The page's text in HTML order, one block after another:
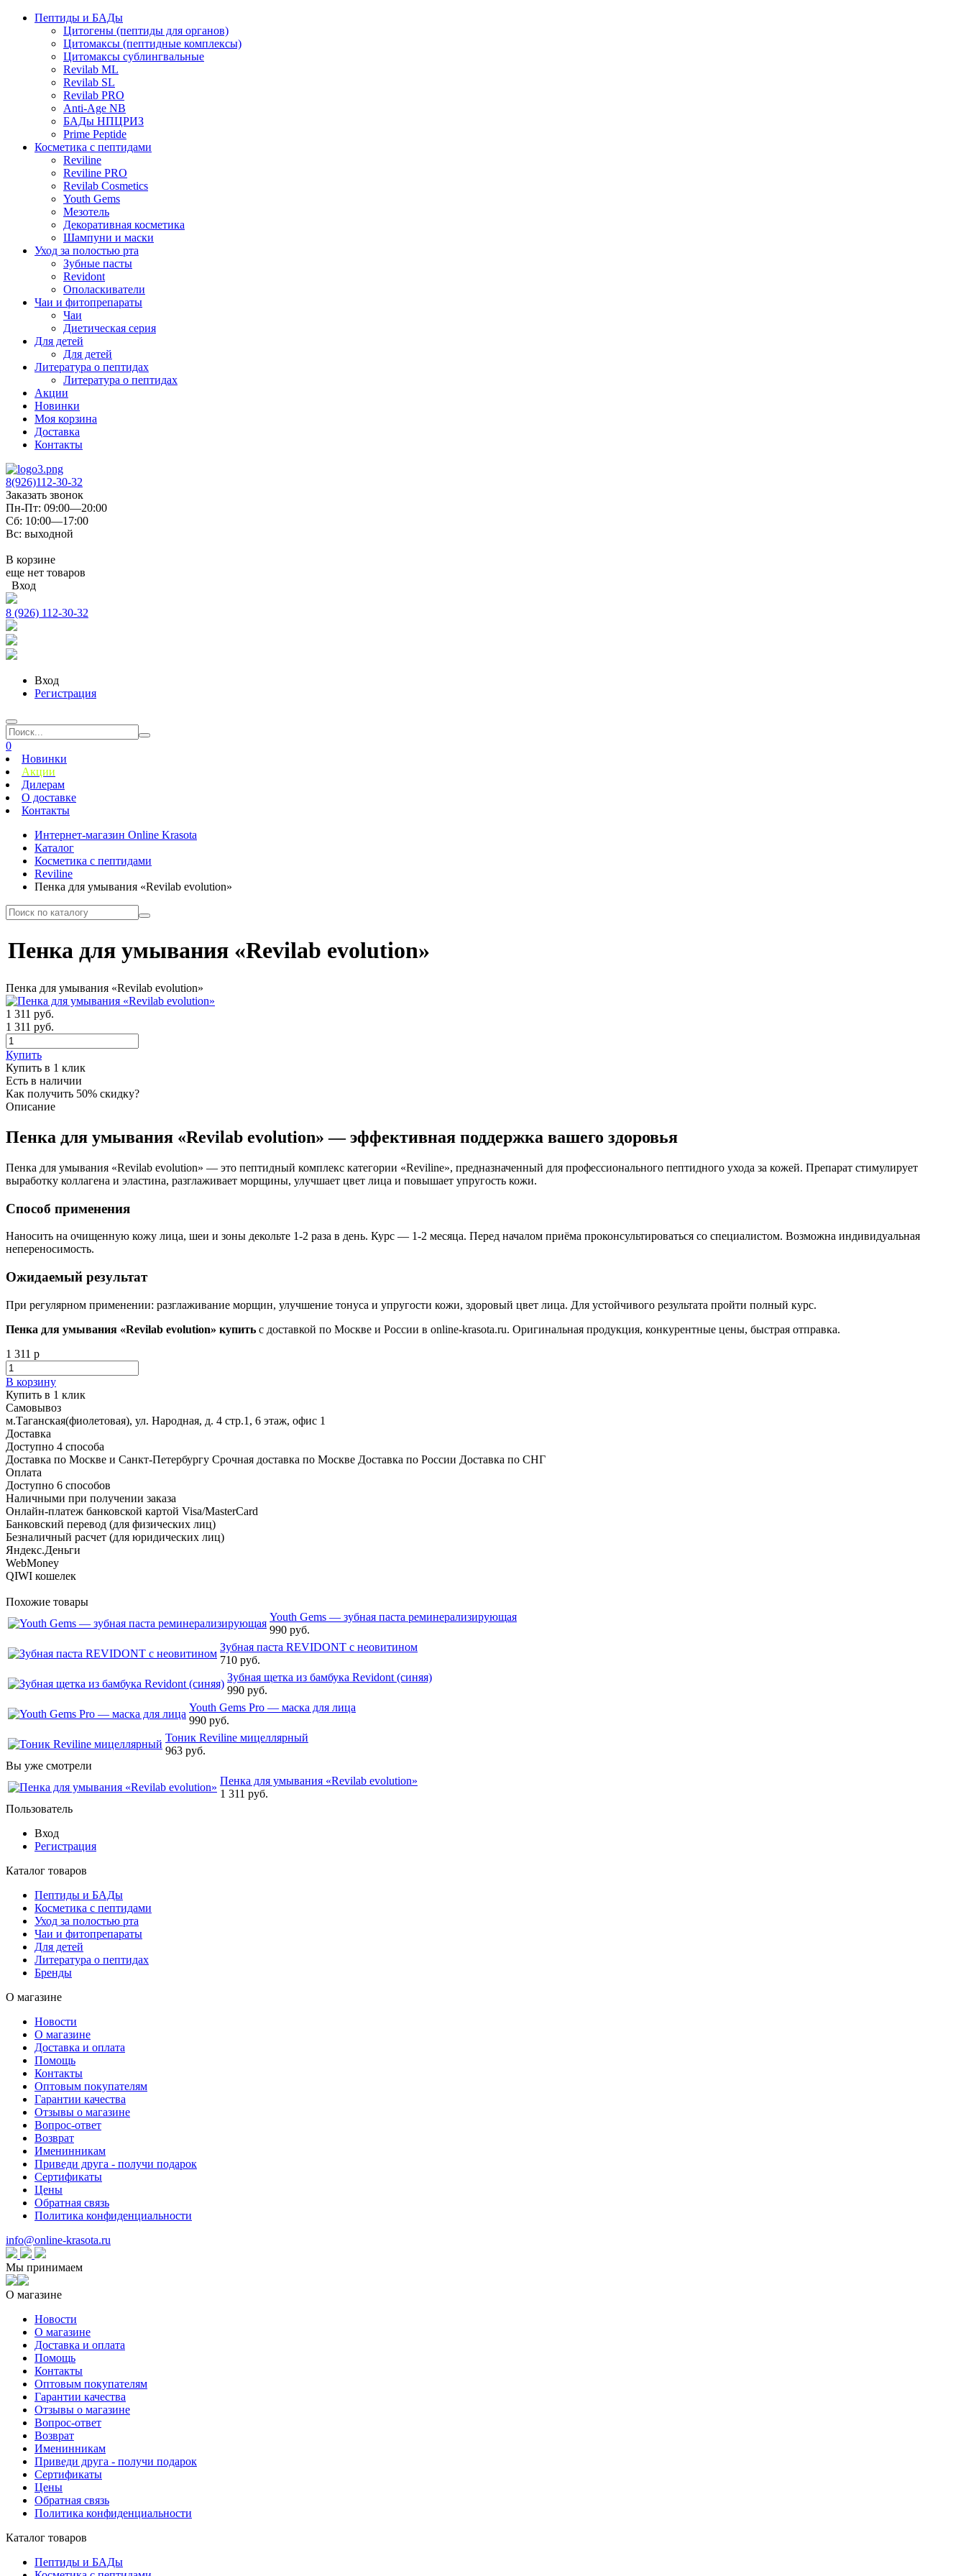
Пептиды и БАДы
Цитогены (пептиды для органов)
Цитомаксы (пептидные комплексы)
Цитомаксы сублингвальные
Revilab ML
Revilab SL
Revilab PRO
Anti-Age NB
БАДы НПЦРИЗ
Prime Peptide
Косметика с пептидами
Reviline
Reviline PRO
Revilab Cosmetics
Youth Gems
Мезотель
Декоративная косметика
Шампуни и маски
Уход за полостью рта
Зубные пасты
Revidont
Ополаскиватели
Чаи и фитопрепараты
Чаи
Диетическая серия
Для детей
Для детей
Литература о пептидах
Литература о пептидах
Акции
Новинки
Моя корзина
Доставка
Контакты
8(926)112-30-32
Заказать звонок
Пн-Пт: 09:00—20:00
Сб: 10:00—17:00
Вс: выходной
В корзине
еще нет товаров
Вход
8 (926) 112-30-32
Вход
Регистрация
0
Новинки
Акции
Дилерам
О доставке
Контакты
Интернет-магазин Online Krasota
Каталог
Косметика с пептидами
Reviline
Пенка для умывания «Revilab evolution»
Пенка для умывания «Revilab evolution»
Пенка для умывания «Revilab evolution»
1 311 руб.
1 311 руб.
Купить
Купить в 1 клик
Есть в наличии
Как получить 50% скидку?
Описание
Пенка для умывания «Revilab evolution» — эффективная поддержка вашего здоровья
Пенка для умывания «Revilab evolution» — это пептидный комплекс категории «Reviline», предназначенный для профессионального пептидного ухода за кожей. Препарат стимулирует
выработку коллагена и эластина, разглаживает морщины, улучшает цвет лица и повышает упругость кожи.
Способ применения
Наносить на очищенную кожу лица, шеи и зоны декольте 1-2 раза в день. Курс — 1-2 месяца. Перед началом приёма проконсультироваться со специалистом. Возможна индивидуальная
непереносимость.
Ожидаемый результат
При регулярном применении: разглаживание морщин, улучшение тонуса и упругости кожи, здоровый цвет лица. Для устойчивого результата пройти полный курс.
Пенка для умывания «Revilab evolution» купить с доставкой по Москве и России в online-krasota.ru. Оригинальная продукция, конкурентные цены, быстрая отправка.
1 311 р
В корзину
Купить в 1 клик
Самовывоз
м.Таганская(фиолетовая), ул. Народная, д. 4 стр.1, 6 этаж, офис 1
Доставка
Доступно 4 способа
Доставка по Москве и Санкт-Петербургу Срочная доставка по Москве Доставка по России Доставка по СНГ
Оплата
Доступно 6 способов
Наличными при получении заказа
Онлайн-платеж банковской картой Visa/MasterCard
Банковский перевод (для физических лиц)
Безналичный расчет (для юридических лиц)
Яндекс.Деньги
WebMoney
QIWI кошелек
Похожие товары
Youth Gems — зубная паста реминерализирующая
990 руб.
Зубная паста REVIDONT с неовитином
710 руб.
Зубная щетка из бамбука Revidont (синяя)
990 руб.
Youth Gems Pro — маска для лица
990 руб.
Тоник Reviline мицеллярный
963 руб.
Вы уже смотрели
Пенка для умывания «Revilab evolution»
1 311 руб.
Пользователь
Вход
Регистрация
Каталог товаров
Пептиды и БАДы
Косметика с пептидами
Уход за полостью рта
Чаи и фитопрепараты
Для детей
Литература о пептидах
Бренды
О магазине
Новости
О магазине
Доставка и оплата
Помощь
Контакты
Оптовым покупателям
Гарантии качества
Отзывы о магазине
Вопрос-ответ
Возврат
Именинникам
Приведи друга - получи подарок
Сертификаты
Цены
Обратная связь
Политика конфиденциальности
info@online-krasota.ru
Мы принимаем
О магазине
Новости
О магазине
Доставка и оплата
Помощь
Контакты
Оптовым покупателям
Гарантии качества
Отзывы о магазине
Вопрос-ответ
Возврат
Именинникам
Приведи друга - получи подарок
Сертификаты
Цены
Обратная связь
Политика конфиденциальности
Каталог товаров
Пептиды и БАДы